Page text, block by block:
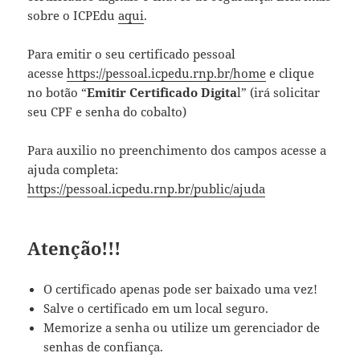
sobre o ICPEduaqui.
Para emitir o seu certificado pessoal
acessehttps://pessoal.icpedu.rnp.br/home e clique
no botão “Emitir Certificado Digital” (irá solicitar
seu CPF e senha do cobalto)
Para auxilio no preenchimento dos campos acesse a
ajuda completa:
https://pessoal.icpedu.rnp.br/public/ajuda
Atenção!!!
O certificado apenas pode ser baixado uma vez!
Salve o certificado em um local seguro.
Memorize a senha ou utilize um gerenciador de
senhas de confiança.